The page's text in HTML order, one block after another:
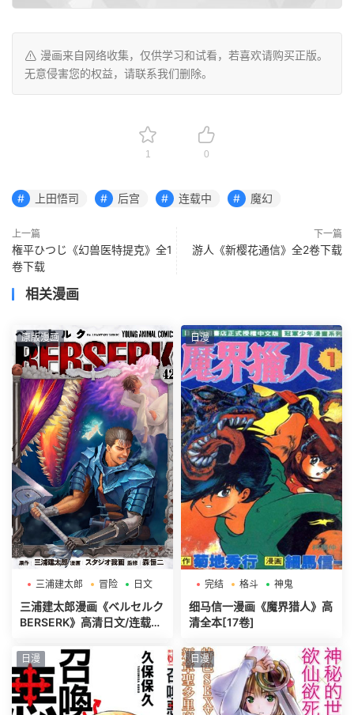
漫画来自网络收集，仅供学习和试看，若喜欢请购买正版。
无意侵害您的权益，请联系我们删除。
1 0
上田悟司 后宫 连载中 魔幻
上一篇
権平ひつじ《幻兽医特提克》全1
卷下载
下一篇
游人《新樱花通信》全2卷下载
相关漫画
原版漫画
三浦建太郎 冒险 日文
三浦建太郎漫画《ベルセルク
BERSERK》高清日文/连载中
日漫
完结 格斗 神鬼
细马信一漫画《魔界猎人》高
清全本[17卷]
日漫 日漫